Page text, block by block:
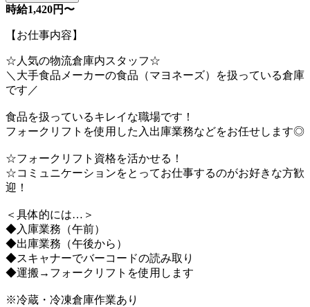
時給1,420円〜
【お仕事内容】
☆人気の物流倉庫内スタッフ☆
＼大手食品メーカーの食品（マヨネーズ）を扱っている倉庫
です／
食品を扱っているキレイな職場です！
フォークリフトを使用した入出庫業務などをお任せします◎
☆フォークリフト資格を活かせる！
☆コミュニケーションをとってお仕事するのがお好きな方歓
迎！
＜具体的には…＞
◆入庫業務（午前）
◆出庫業務（午後から）
◆スキャナーでバーコードの読み取り
◆運搬→フォークリフトを使用します
※冷蔵・冷凍倉庫作業あり